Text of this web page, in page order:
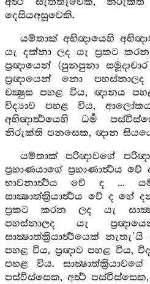
දෙසියඅසූවෙකි.
යම්තාක් අභිඥායෙහි
යැ දක්නා ලද යැ ප්‍රකට
ප්‍රඥායෙන් (පුනපුනා
ප්‍රඥායෙන් නො පහස්නාලද
චක්‍ෂුස පහළ විය, ඥානය
විද්‍යාව පහළ විය,
අභිඥාර්‍ත්‍ථයෙහි ධර්‍ම
නිරුක්ති පනසෙක, ඥාන
යම්තාක් පරිඥාවගේ
ප්‍රහාණයාගේ ප්‍රහාණාර්‍ත්‍ථය
භාවනාර්‍ත්‍ථය වේ ද ...
සාක්‍ෂාත්ක්‍රියාර්‍ත්‍ථය වේ ද හේ
ප්‍රකට කරන ලද යැ
පහස්නාලද යැ
සාක්‍ෂාත්ක්‍රියාර්‍ත්‍ථයෙක්
පහළ විය, ප්‍රඥාව පහළ විය,
පහළ විය. සාක්‍ෂාත්ක්‍රියාවගේ
පස්විස්සෙක, අර්‍ත්‍ථ